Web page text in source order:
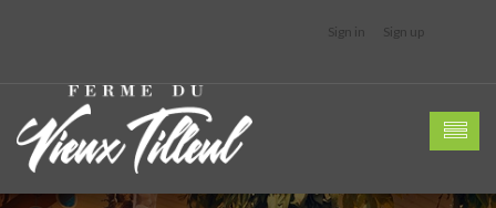
Sign in Sign up